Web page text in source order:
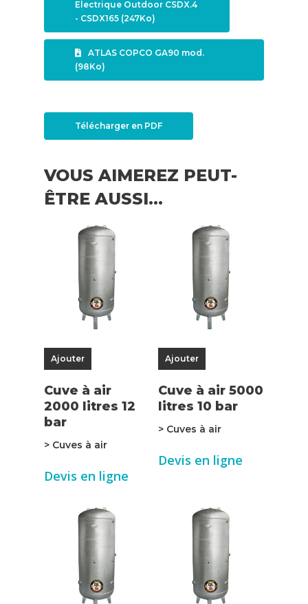
Electrique Outdoor CSDX.4
- CSDX165 (247Ko)
ATLAS COPCO GA90 mod.
(98Ko)
Télécharger en PDF
VOUS AIMEREZ PEUT-
ÊTRE AUSSI…
Ajouter
Cuve à air
2000 litres 12
bar
> Cuves à air
Devis en ligne
Ajouter
Cuve à air 5000
litres 10 bar
> Cuves à air
Devis en ligne